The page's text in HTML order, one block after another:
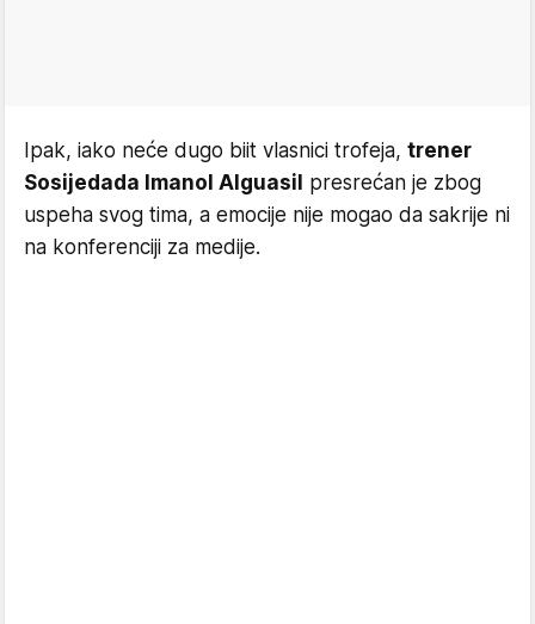
Ipak, iako neće dugo biit vlasnici trofeja, trener
Sosijedada Imanol Alguasil presrećan je zbog
uspeha svog tima, a emocije nije mogao da sakrije ni
na konferenciji za medije.